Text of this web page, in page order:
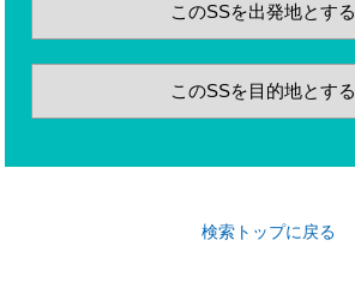
このSSを出発地とする
このSSを目的地とする
検索トップに戻る